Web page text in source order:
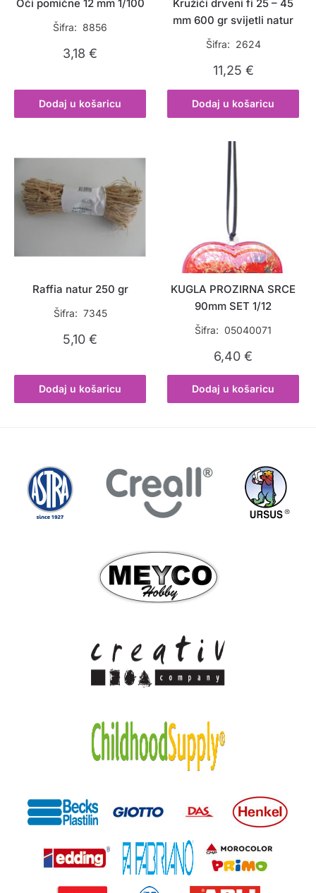
Oči pomične 12 mm 1/100
Šifra: 8856
3,18€
Dodaj u košaricu
Kružići drveni fi 25 – 45
mm 600 gr svijetli natur
Šifra: 2624
11,25 €
Dodaj u košaricu
Raffia natur 250 gr
Šifra: 7345
5,10€
Dodaj u košaricu
KUGLA PROZIRNA SRCE
90mm SET 1/12
Šifra: 05040071
6,40€
Dodaj u košaricu